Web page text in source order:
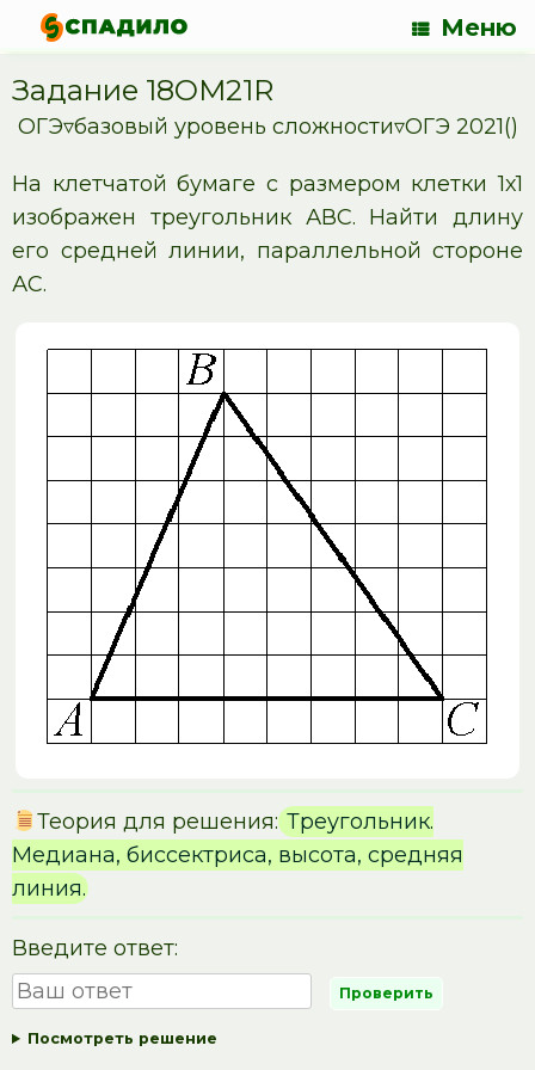
Меню
Задание 18OM21R
ОГЭ▿базовый уровень сложности▿ОГЭ 2021()
На клетчатой бумаге с размером клетки 1х1
изображен треугольник АВС. Найти длину
его средней линии, параллельной стороне
АС.
Теория для решения:Треугольник.
Медиана, биссектриса, высота, средняя
линия.
Введите ответ:
Посмотреть решение